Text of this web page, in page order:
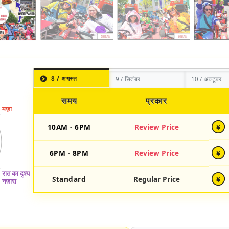
8 / अगस्त 9 / सितंबर 10 / अक्टूबर
समय प्रकार
10AM - 6PM Review Price ¥
6PM - 8PM Review Price ¥
Standard Regular Price ¥